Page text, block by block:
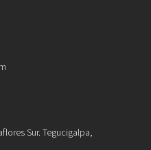
Sur. Tegucigalpa,